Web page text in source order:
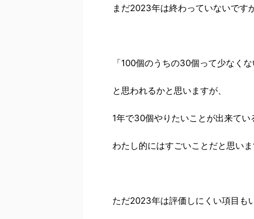
まだ2023年は終わっていないです
「100個のうちの30個って少なくな
と思われるかと思いますが、
1年で30個やりたいことが出来てい
わたし的にはすごいことだと思いま
ただ2023年は評価しにくい項目も